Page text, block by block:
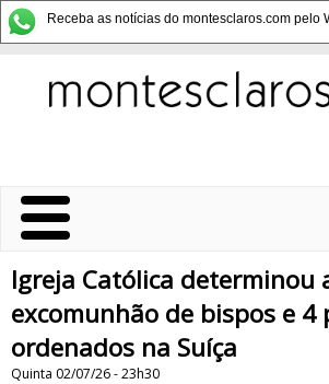
Receba as notícias do montesclaros.com pelo
Igreja Católica determinou
excomunhão de bispos e 4
ordenados na Suíça
Quinta 02/07/26 - 23h30